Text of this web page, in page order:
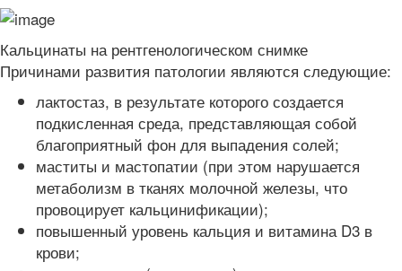
Кальцинаты на рентгенологическом снимке
Причинами развития патологии являются следующие:
лактостаз, в результате которого создается
подкисленная среда, представляющая собой
благоприятный фон для выпадения солей;
маститы и мастопатии (при этом нарушается
метаболизм в тканях молочной железы, что
провоцирует кальцинификации);
повышенный уровень кальция и витамина D3 в
крови;